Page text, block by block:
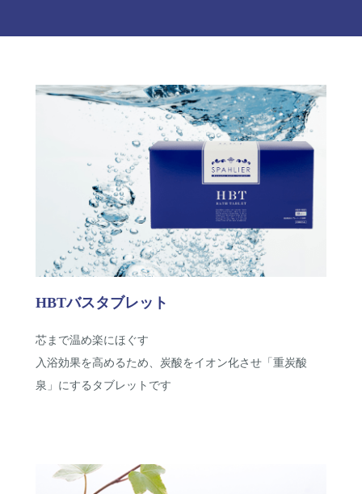
HBTバスタブレット
芯まで温め楽にほぐす
入浴効果を高めるため、炭酸をイオン化させ「重炭酸
泉」にするタブレットです